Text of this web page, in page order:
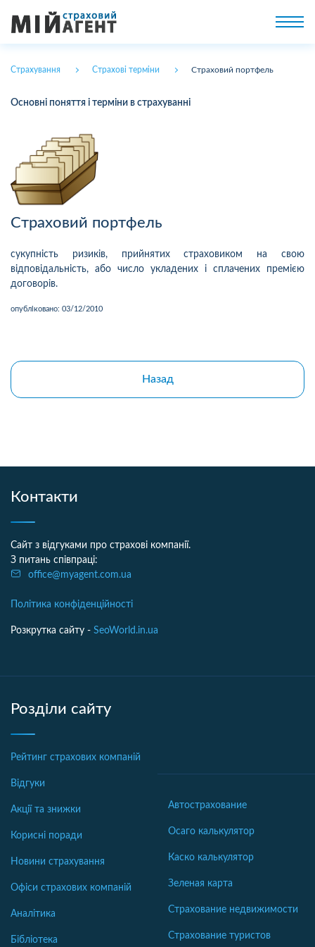
Страхування Страхові терміни Страховий портфель
Основні поняття і терміни в страхуванні
Страховий портфель
сукупність ризиків, прийнятих страховиком на свою
відповідальність, або число укладених і сплачених премією
договорів.
опубліковано: 03/12/2010
Назад
Контакти
Сайт з відгуками про страхові компанії.
З питань співпраці:
office@myagent.com.ua
Політика конфіденційності
Розкрутка сайту - SeoWorld.in.ua
Розділи сайту
Рейтинг страхових компаній
Відгуки
Акції та знижки
Корисні поради
Новини страхування
Офіси страхових компаній
Аналітика
Бібліотека
Автострахование
Осаго калькулятор
Каско калькулятор
Зеленая карта
Страхование недвижимости
Страхование туристов